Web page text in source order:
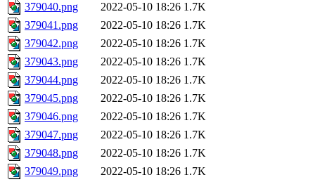
379040.png
2022-05-10 18:26 1.7K
379041.png
2022-05-10 18:26 1.7K
379042.png
2022-05-10 18:26 1.7K
379043.png
2022-05-10 18:26 1.7K
379044.png
2022-05-10 18:26 1.7K
379045.png
2022-05-10 18:26 1.7K
379046.png
2022-05-10 18:26 1.7K
379047.png
2022-05-10 18:26 1.7K
379048.png
2022-05-10 18:26 1.7K
379049.png
2022-05-10 18:26 1.7K